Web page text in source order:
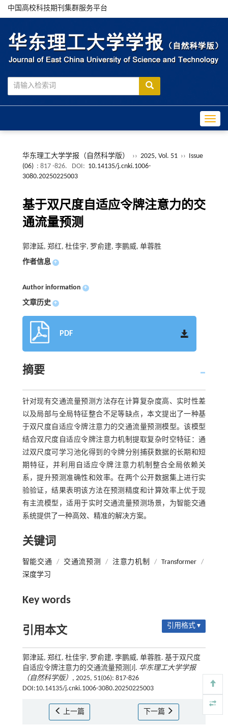
中国高校科技期刊集群服务平台
华东理工大学学报（自然科学版） ›› 2025, Vol. 51 ›› Issue
(06) : 817 -826. DOI: 10.14135/j.cnki.1006-
3080.20250225003
基于双尺度自适应令牌注意力的交
通流量预测
郭津延, 郑红, 杜佳宇, 罗俞建, 李鹏威, 单蓉胜
作者信息 +
Author information +
文章历史 +
PDF
摘要
针对现有交通流量预测方法存在计算复杂度高、实时性差
以及局部与全局特征整合不足等缺点，本文提出了一种基
于双尺度自适应令牌注意力的交通流量预测模型。该模型
结合双尺度自适应令牌注意力机制提取复杂时空特征：通
过双尺度可学习池化得到的令牌分别捕获数据的长期和短
期特征，并利用自适应令牌注意力机制整合全局依赖关
系，提升预测准确性和效率。在两个公开数据集上进行实
验验证，结果表明该方法在预测精度和计算效率上优于现
有主流模型，适用于实时交通流量预测场景，为智能交通
系统提供了一种高效、精准的解决方案。
关键词
智能交通 / 交通流预测 / 注意力机制 / Transformer
/
深度学习
Key words
引用本文 引用格式 ▾
郭津延, 郑红, 杜佳宇, 罗俞建, 李鹏威, 单蓉胜. 基于双尺度
自适应令牌注意力的交通流量预测[J]. 华东理工大学学报
（自然科学版） , 2025, 51(06): 817-826
DOI:10.14135/j.cnki.1006-3080.20250225003
上一篇 下一篇